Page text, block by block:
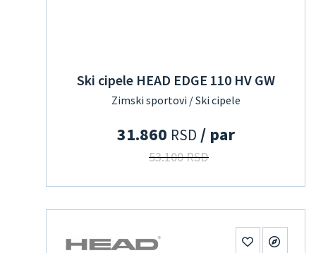
Ski cipele HEAD EDGE 110 HV GW
Zimski sportovi / Ski cipele
31.860 RSD / par
53.100 RSD